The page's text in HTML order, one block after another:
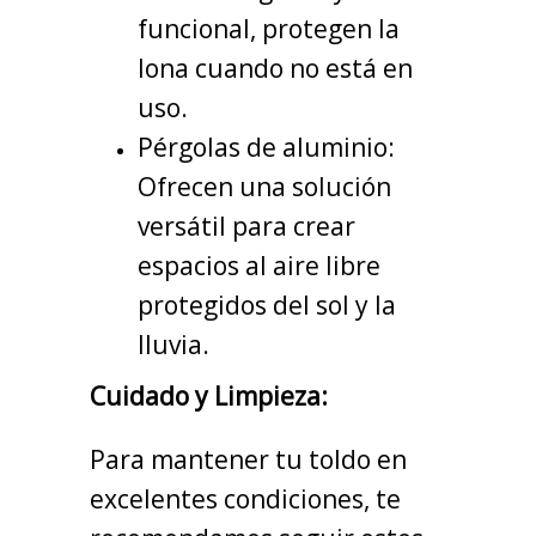
funcional, protegen la
lona cuando no está en
uso.
Pérgolas de aluminio:
Ofrecen una solución
versátil para crear
espacios al aire libre
protegidos del sol y la
lluvia.
Cuidado y Limpieza:
Para mantener tu toldo en
excelentes condiciones, te